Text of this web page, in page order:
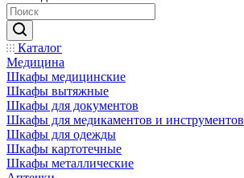
Каталог
Медицина
Шкафы медицинские
Шкафы вытяжные
Шкафы для документов
Шкафы для медикаментов и инструментов
Шкафы для одежды
Шкафы картотечные
Шкафы металлические